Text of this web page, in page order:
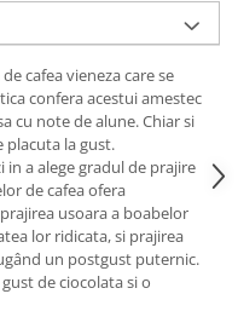
cafea vieneza care se
confera acestui amestec
cu note de alune. Chiar si
placuta la gust.
in a alege gradul de prajire
de cafea ofera
usoara a boabelor
lor ridicata, si prajirea
un postgust puternic.
de ciocolata si o